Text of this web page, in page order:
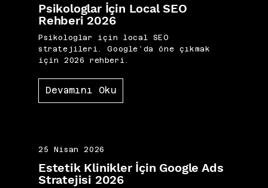
Psikologlar İçin Local SEO
Rehberi 2026
Psikologlar için local SEO
stratejileri. Google’da öne çıkmak
için 2026 rehberi.
Devamını Oku
25 Nisan 2026
Estetik Klinikler İçin Google Ads
Stratejisi 2026